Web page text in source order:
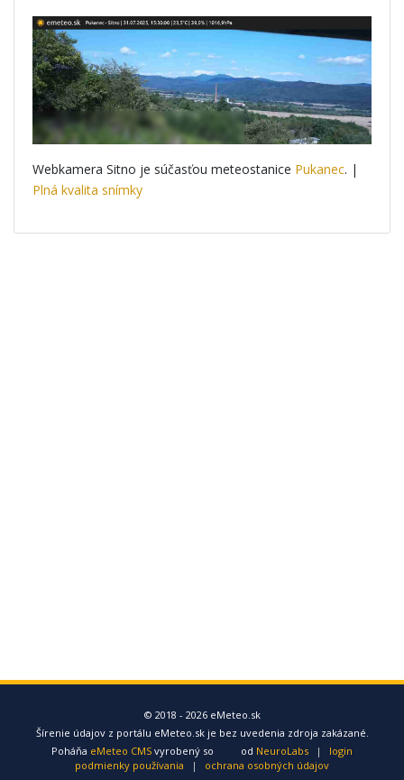
Webkamera Sitno je súčasťou meteostanice Pukanec. |
Plná kvalita snímky
© 2018 - 2026 eMeteo.sk
Šírenie údajov z portálu eMeteo.sk je bez uvedenia zdroja zakázané.
Poháňa eMeteo CMS vyrobený so od NeuroLabs |
login
podmienky používania
| ochrana osobných údajov